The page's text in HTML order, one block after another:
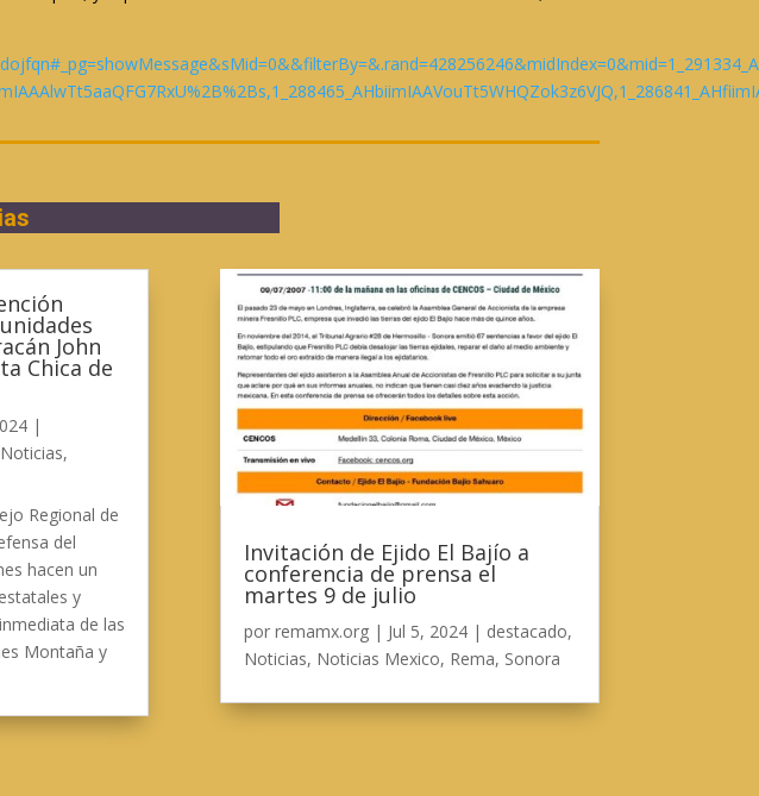
John
Chica de
|
Noticias,
Regional de
del
hacen un
y
de las
Montaña y
Invitación de Ejido El Bajío a
conferencia de prensa el
martes 9 de julio
por remamx.org| Jul 5, 2024| destacado,
Noticias, Noticias Mexico, Rema, Sonora